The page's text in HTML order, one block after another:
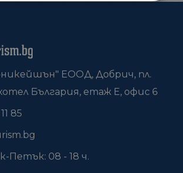
ЕООД, Добрич, пл.
България, етаж Е, офис 6
85
Петък: 08 - 18 ч.